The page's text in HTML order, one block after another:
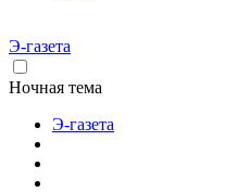
Э-газета
Ночная тема
Э-газета